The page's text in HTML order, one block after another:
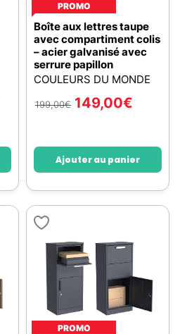
PROMO
Boîte aux lettres taupe
avec compartiment colis
– acier galvanisé avec
serrure papillon
COULEURS DU MONDE
199,00€ 149,00€
Ajouter au panier
PROMO